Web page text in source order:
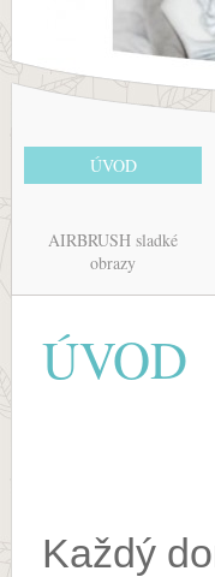
ÚVOD
AIRBRUSH sladké
obrazy
ÚVOD
Každý